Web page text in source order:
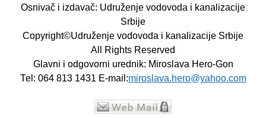
Osnivač i izdavač: Udruženje vodovoda i kanalizacije
Srbije
Copyright©Udruženje vodovoda i kanalizacije Srbije
All Rights Reserved
Glavni i odgovorni urednik: Miroslava Hero-Gon
Теl: 064 813 1431 E-mail:miroslava.hero@yahoo.com